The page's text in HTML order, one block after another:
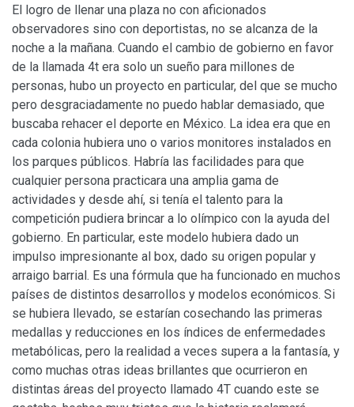
El logro de llenar una plaza no con aficionados
observadores sino con deportistas, no se alcanza de la
noche a la mañana. Cuando el cambio de gobierno en favor
de la llamada 4t era solo un sueño para millones de
personas, hubo un proyecto en particular, del que se mucho
pero desgraciadamente no puedo hablar demasiado, que
buscaba rehacer el deporte en México. La idea era que en
cada colonia hubiera uno o varios monitores instalados en
los parques públicos. Habría las facilidades para que
cualquier persona practicara una amplia gama de
actividades y desde ahí, si tenía el talento para la
competición pudiera brincar a lo olímpico con la ayuda del
gobierno. En particular, este modelo hubiera dado un
impulso impresionante al box, dado su origen popular y
arraigo barrial. Es una fórmula que ha funcionado en muchos
países de distintos desarrollos y modelos económicos. Si
se hubiera llevado, se estarían cosechando las primeras
medallas y reducciones en los índices de enfermedades
metabólicas, pero la realidad a veces supera a la fantasía, y
como muchas otras ideas brillantes que ocurrieron en
distintas áreas del proyecto llamado 4T cuando este se